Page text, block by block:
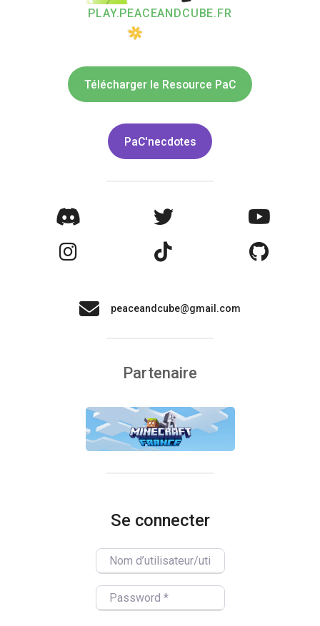
PLAY.PEACEANDCUBE.FR
Télécharger le Resource PaC
PaC'necdotes
peaceandcube@gmail.com
Partenaire
Se connecter
Nom d’utilisateur/utilisatrice
Password